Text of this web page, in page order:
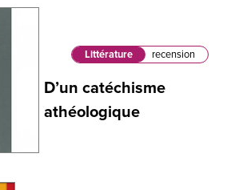
Littérature recension
D’un catéchisme
athéologique